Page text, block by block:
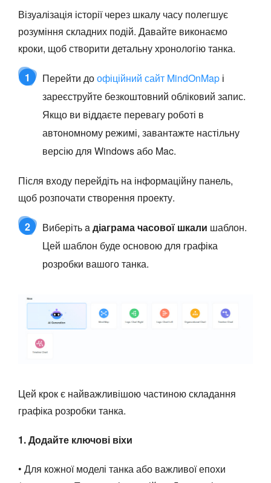
Візуалізація історії через шкалу часу полегшує
розуміння складних подій. Давайте виконаємо
кроки, щоб створити детальну хронологію танка.
1 Перейти доофіційний сайт MindOnMap і
зареєструйте безкоштовний обліковий запис.
Якщо ви віддаєте перевагу роботі в
автономному режимі, завантажте настільну
версію для Windows або Mac.
Після входу перейдіть на інформаційну панель,
щоб розпочати створення проекту.
2 Виберіть aдіаграма часової шкали шаблон.
Цей шаблон буде основою для графіка
розробки вашого танка.
Цей крок є найважливішою частиною складання
графіка розробки танка.
1. Додайте ключові віхи
• Для кожної моделі танка або важливої епохи